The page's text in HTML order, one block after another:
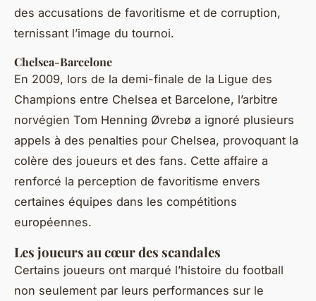
des accusations de favoritisme et de corruption,
ternissant l’image du tournoi.
Chelsea-Barcelone
En 2009, lors de la demi-finale de la Ligue des
Champions entre Chelsea et Barcelone, l’arbitre
norvégien Tom Henning Øvrebø a ignoré plusieurs
appels à des penalties pour Chelsea, provoquant la
colère des joueurs et des fans. Cette affaire a
renforcé la perception de favoritisme envers
certaines équipes dans les compétitions
européennes.
Les joueurs au cœur des scandales
Certains joueurs ont marqué l’histoire du football
non seulement par leurs performances sur le